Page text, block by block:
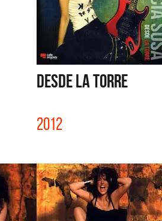
DESDE LA TORRE
2012